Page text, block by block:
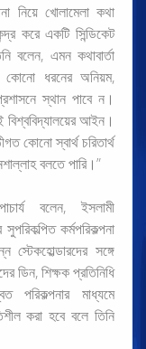
নিয়ে খোলামেলা কথা
করে একটি সিন্ডিকেট
বলেন, এমন কথাবার্তা
কোনো ধরনের অনিয়ম,
স্থান পাবে ন।
আইন।
কোনো স্বার্থ চরিতার্থ
বলতে পারি।”
বলেন, ইসলামী
কর্মপরিকল্পনা
স্টেকহোল্ডারদের সঙ্গে
ডিন, শিক্ষক প্রতিনিধি
পরিকল্পনার মাধ্যমে
করা হবে বলে তিনি